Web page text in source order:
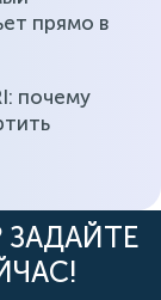
прямо в
почему